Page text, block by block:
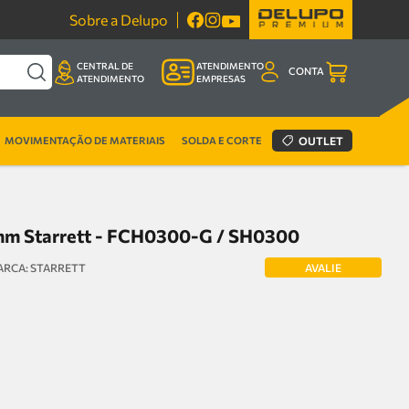
Sobre a Delupo
CENTRAL DE
ATENDIMENTO
ATENDIMENTO
EMPRESAS
CONTA
MOVIMENTAÇÃO DE MATERIAIS SOLDA E CORTE OUTLET
Starrett - FCH0300-G / SH0300
STARRETT AVALIE